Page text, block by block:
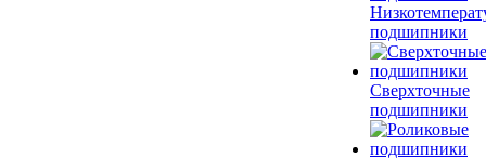
подшипники
Сверхточные
подшипники